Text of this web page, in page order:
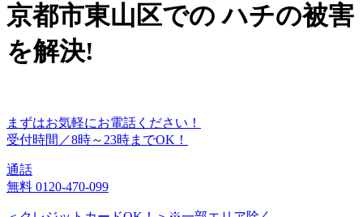
京都市東山区での ハチの被害
を解決!
まずはお気軽にお電話ください！
受付時間／8時～23時までOK！
通話
無料 0120-470-099